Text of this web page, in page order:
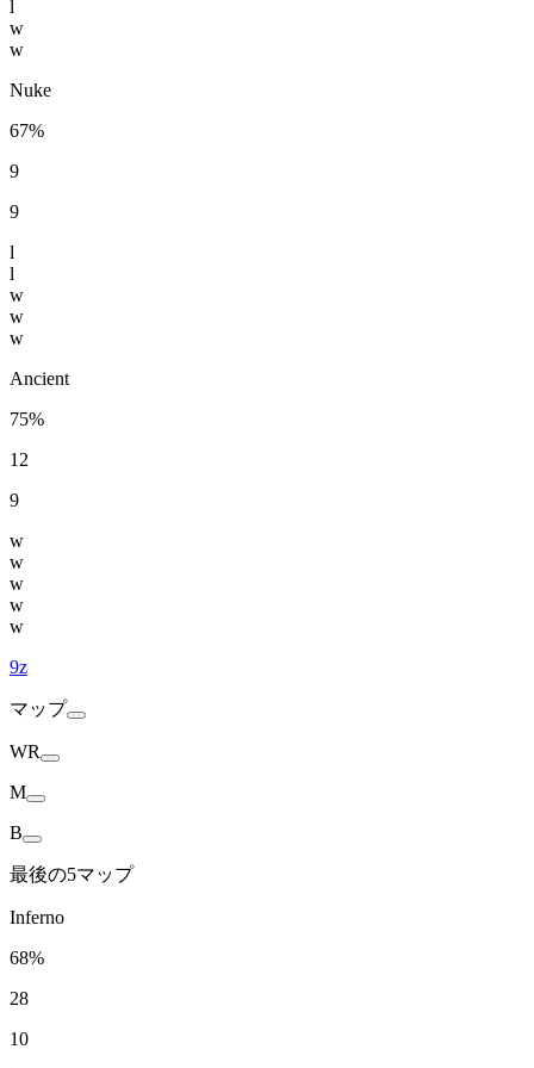
l
w
w
Nuke
67%
9
9
l
l
w
w
w
Ancient
75%
12
9
w
w
w
w
w
9z
マップ
WR
M
B
最後の5マップ
Inferno
68%
28
10